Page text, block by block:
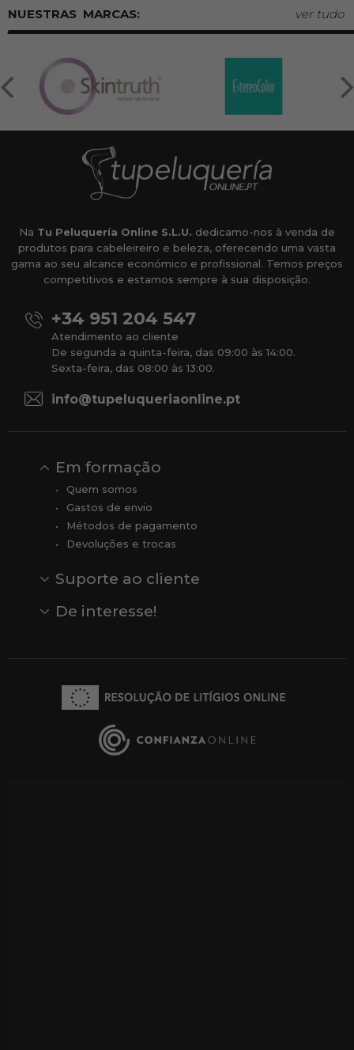
MARCAS: ver tudo
Na Tu Peluquería Online S.L.U. dedicamo-nos à venda de
produtos para cabeleireiro e beleza, oferecendo uma vasta
gama ao seu alcance económico e profissional. Temos preços
competitivos e estamos sempre à sua disposição.
+34 951 204 547
Atendimento ao cliente
De segunda a quinta-feira, das 09:00 às 14:00.
Sexta-feira, das 08:00 às 13:00.
info@tupeluqueriaonline.pt
Em formação
Quem somos
Gastos de envio
Métodos de pagamento
Devoluções e trocas
Suporte ao cliente
Comentários
Comentários do Google
De interesse!